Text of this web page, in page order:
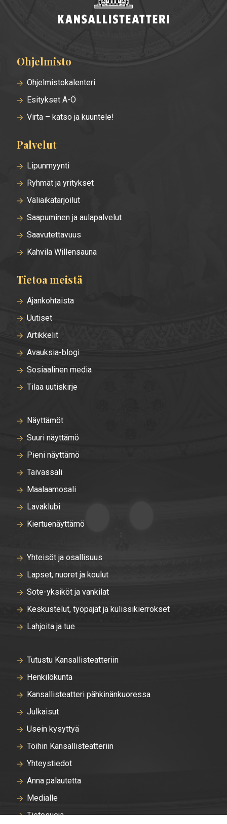
Alatunnisteen
valikko
Ohjelmisto
Ohjelmistokalenteri
Esitykset A-Ö
Virta – katso ja kuuntele!
Palvelut
Lipunmyynti
Ryhmät ja yritykset
Väliaikatarjoilut
Saapuminen ja aulapalvelut
Saavutettavuus
Kahvila Willensauna
Tietoa meistä
Ajankohtaista
Uutiset
Artikkelit
Avauksia-blogi
Sosiaalinen media
Tilaa uutiskirje
Näyttämöt
Suuri näyttämö
Pieni näyttämö
Taivassali
Maalaamosali
Lavaklubi
Kiertuenäyttämö
Yhteisöt ja osallisuus
Lapset, nuoret ja koulut
Sote-yksiköt ja vankilat
Keskustelut, työpajat ja kulissikierrokset
Lahjoita ja tue
Tutustu Kansallisteatteriin
Henkilökunta
Kansallisteatteri pähkinänkuoressa
Julkaisut
Usein kysyttyä
Töihin Kansallisteatteriin
Yhteystiedot
Anna palautetta
Medialle
Tietosuoja